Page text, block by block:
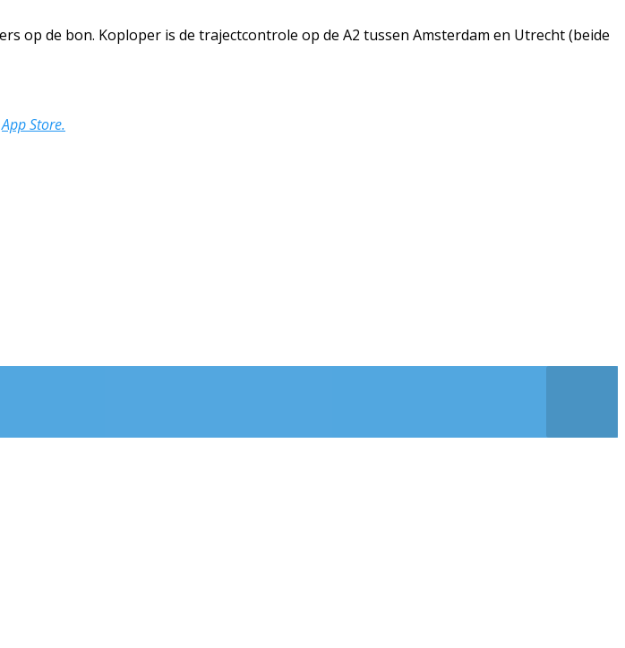
op de bon. Koploper is de trajectcontrole op de A2 tussen Amsterdam en Utrecht (beide
App Store.